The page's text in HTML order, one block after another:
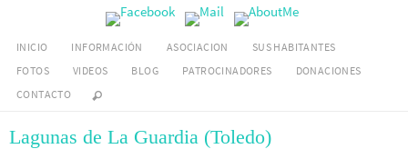
contenido
INICIO INFORMACIÓN ASOCIACION
SUS HABITANTES
FOTOS
VIDEOS BLOG PATROCINADORES
DONACIONES
CONTACTO
Lagunas de La Guardia (Toledo)